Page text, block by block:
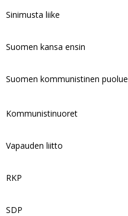
Sinimusta liike
Suomen kansa ensin
Suomen kommunistinen puolue
Kommunistinuoret
Vapauden liitto
RKP
SDP